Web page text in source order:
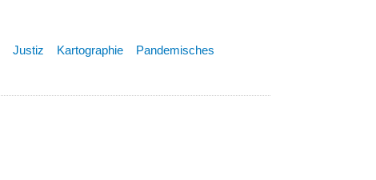
Justiz Kartographie
Pandemisches